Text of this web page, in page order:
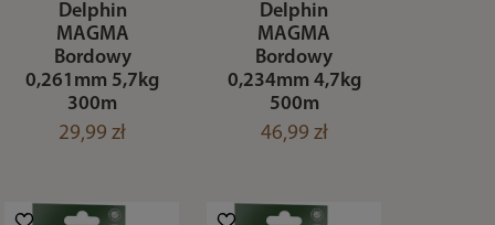
Delphin
MAGMA
Bordowy
0,261mm 5,7kg
300m
29,99 zł
Delphin
MAGMA
Bordowy
0,234mm 4,7kg
500m
46,99 zł